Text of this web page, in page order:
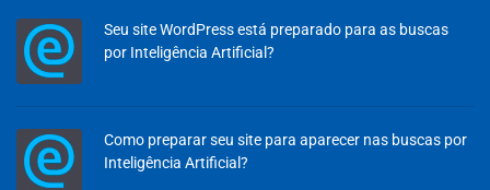
Seu site WordPress está preparado para as buscas
por Inteligência Artificial?
Como preparar seu site para aparecer nas buscas por
Inteligência Artificial?